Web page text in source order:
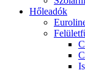
Hőleadók